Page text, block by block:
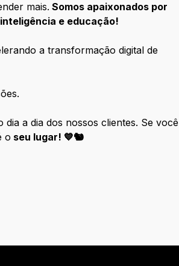
mais. Somos apaixonados por
e educação!
a transformação digital de
a dia dos nossos clientes. Se você
o seu lugar! 💙🐿️